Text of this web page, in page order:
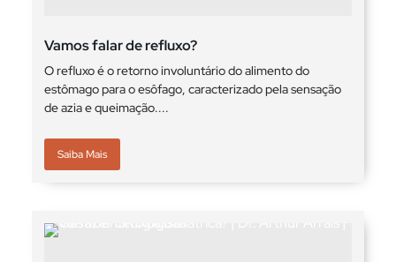
Vamos falar de refluxo?
O refluxo é o retorno involuntário do alimento do
estômago para o esôfago, caracterizado pela sensação
de azia e queimação....
Saiba Mais